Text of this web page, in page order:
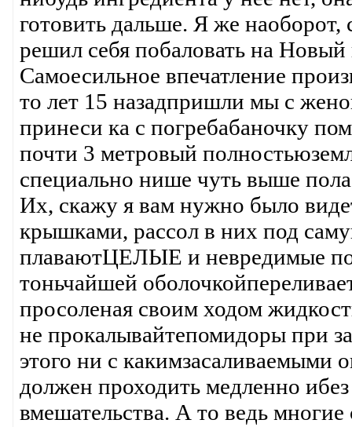
готовить дальше. Я же наоборот,
решил себя побаловать на
Самоесильное впечатление
то лет 15 назадпришли мы с
принеси ка с погребабаночку
почти 3 метровый
специально нише чуть выше
Их, скажу я вам нужно было
крышками, рассол в них под
плаваютЦЕЛЫЕ и невредимые
тоньчайшей
просоленая своим ходом
не прокалывайтепомидоры при
этого ни с
должен проходить медленно
вмешательства. А то ведь